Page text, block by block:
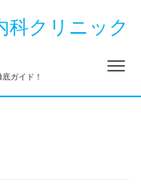
科クリニック
ガイド！ ナ